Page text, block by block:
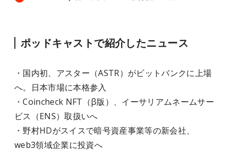
ポッドキャストで紹介したニュース
・国内初、アスター（ASTR）がビットバンクに上場
へ。日本市場に本格参入
・Coincheck NFT（β版）、イーサリアムネームサー
ビス（ENS）取扱いへ
・野村HDがスイスで暗号資産事業等の新会社、
web3領域企業に投資へ